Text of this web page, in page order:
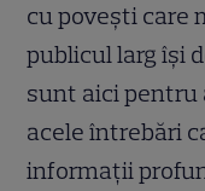
cu poveşti care
publicul larg îşi
sunt aici pentru
acele întrebări
informaţii